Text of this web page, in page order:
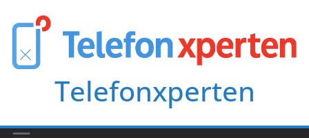
content
Telefonxperten